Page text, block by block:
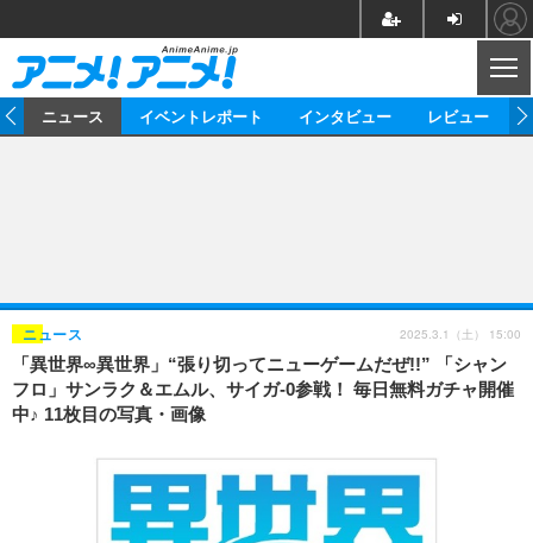
ゲーム グッズ
イベント
海外イベント ビジネス
俳優・タレント アーティスト
ビジネス
アニメ 実写
書評
動画
アニメ
アニメ！アニメ！TV
連載・コラム
ニュース イベントレポート インタビュー レビュー
「異世界∞異世界」“張り切ってニューゲームだぜ!!” 「シャン
フロ」サンラク＆エムル、サイガ-0参戦！ 毎日無料ガチャ開催
中♪ 11枚目の写真・画像
ニュース 2025.3.1（土） 15:00